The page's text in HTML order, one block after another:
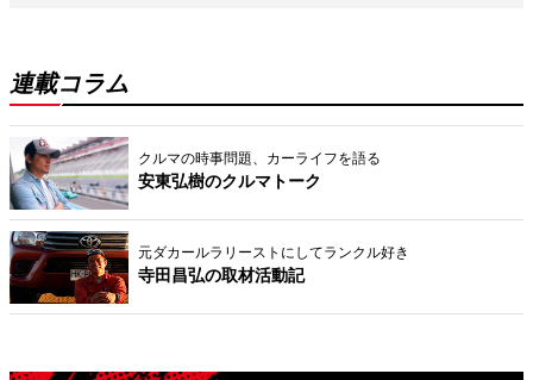
連載コラム
クルマの時事問題、カーライフを語る
安東弘樹のクルマトーク
元ダカールラリーストにしてランクル好き
寺田昌弘の取材活動記